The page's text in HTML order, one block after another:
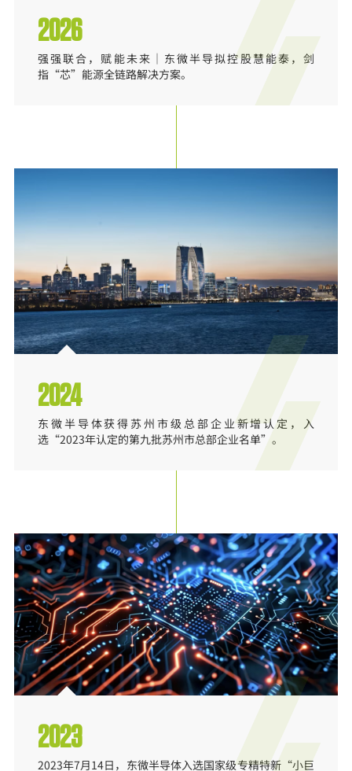
2026
强强联合，赋能未来｜东微半导拟控股慧能泰，剑
指“芯”能源全链路解决方案。
2024
东微半导体获得苏州市级总部企业新增认定，入
选“2023年认定的第九批苏州市总部企业名单”。
2023
2023年7月14日，东微半导体入选国家级专精特新“小巨